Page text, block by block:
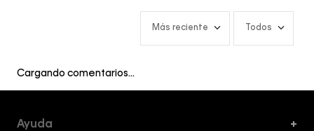
Más reciente Todos
Cargando comentarios…
Ayuda +